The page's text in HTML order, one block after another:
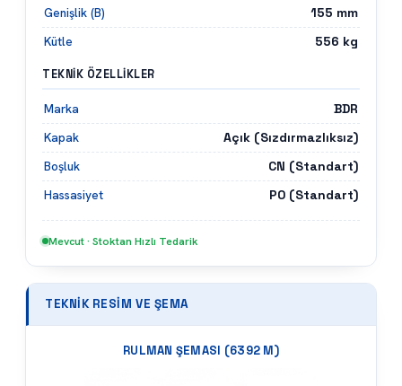
Genişlik (B)
155 mm
Kütle
556 kg
TEKNIK ÖZELLIKLER
Marka
BDR
Kapak
Açık (Sızdırmazlıksız)
Boşluk
CN (Standart)
Hassasiyet
P0 (Standart)
Mevcut · Stoktan Hızlı Tedarik
TEKNIK RESIM VE ŞEMA
RULMAN ŞEMASI (6392 M)